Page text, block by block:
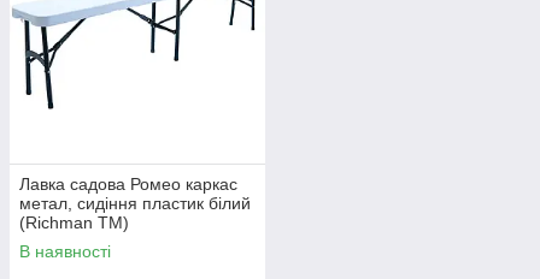
Лавка садова Ромео каркас
метал, сидіння пластик білий
(Richman ТМ)
В наявності